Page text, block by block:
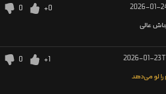
2026-01-
+0
0
عالی
2026-01-
+1
0
را لو می‌دهد